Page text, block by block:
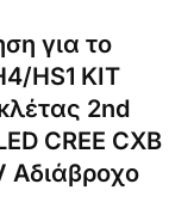
για το
HS1 KIT
2nd
CREE CXB
Αδιάβροχο